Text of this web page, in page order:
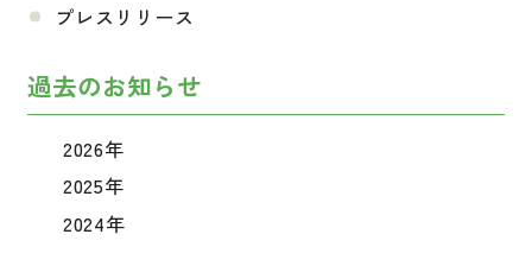
プレスリリース
過去のお知らせ
2026年
2025年
2024年